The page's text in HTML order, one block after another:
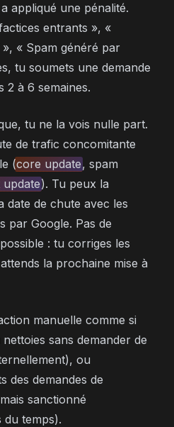
appliqué une pénalité.
entrants », «
« Spam généré par
tu soumets une demande
2 à 6 semaines.
tu ne la vois nulle part.
de trafic concomitante
(core update, spam
). Tu peux la
de chute avec les
par Google. Pas de
: tu corriges les
la prochaine mise à
manuelle comme si
sans demander de
ou
des demandes de
sanctionné
du temps).